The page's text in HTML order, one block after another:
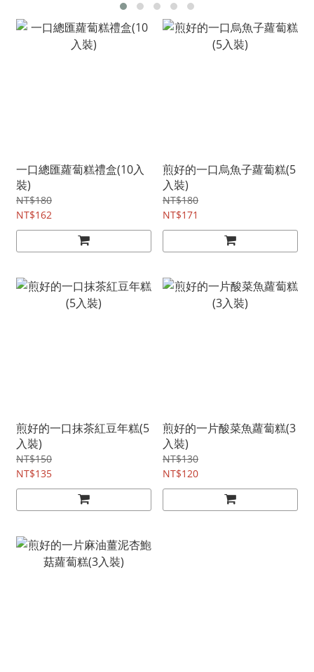
一口總匯蘿蔔糕禮盒(10入
裝)
NT$180
NT$162
煎好的一口烏魚子蘿蔔糕(5
入裝)
NT$180
NT$171
煎好的一口抹茶紅豆年糕(5
入裝)
NT$150
NT$135
煎好的一片酸菜魚蘿蔔糕(3
入裝)
NT$130
NT$120